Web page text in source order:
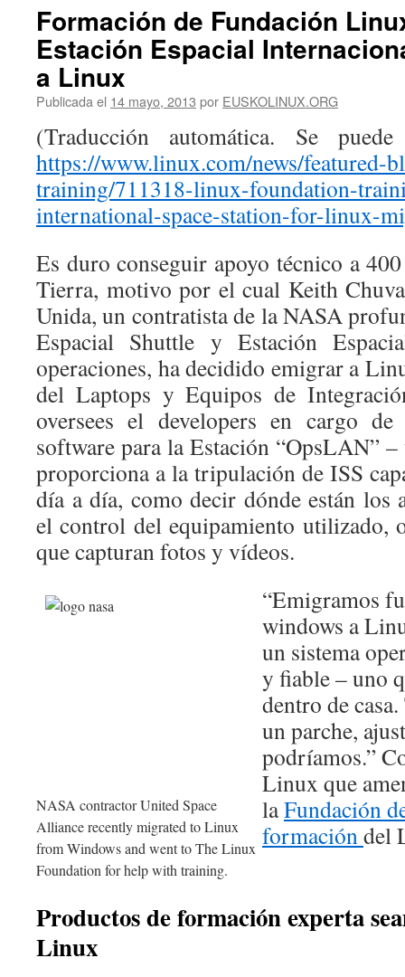
Formación de Fundación
Estación Espacial
a Linux
Publicada el 14 mayo, 2013 por EUSKOLINUX.ORG
(Traducción automática. Se
https://www.linux.com/news/featured-
training/711318-linux-foundation-
international-space-station-for-linux-
Es duro conseguir apoyo técnico a
Tierra, motivo por el cual Keith
Unida, un contratista de la NASA
Espacial Shuttle y Estación
operaciones, ha decidido emigrar a
del Laptops y Equipos de
oversees el developers en cargo
software para la Estación “OpsLAN”
proporciona a la tripulación de ISS
día a día, como decir dónde están los
el control del equipamiento utilizado,
que capturan fotos y vídeos.
NASA contractor United Space
Alliance recently migrated to Linux
from Windows and went to The Linux
Foundation for help with training.
“Emigramos
windows a
un sistema
y fiable – uno
dentro de
un parche,
podríamos.”
Linux que
laFundación
formacióndel
Productos de formación experta
Linux